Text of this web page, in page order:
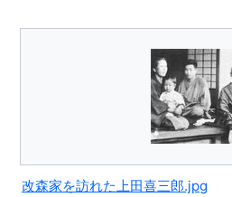
改森家を訪れた上田喜三郎.jpg